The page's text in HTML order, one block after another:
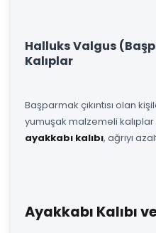
Halluks Valgus
Kalıplar
Başparmak çıkıntısı olan
yumuşak malzemeli kalıplar
ayakkabı kalıbı, ağrıyı
Ayakkabı Kalıbı